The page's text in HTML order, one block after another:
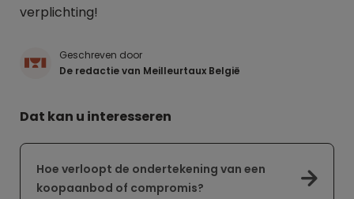
verplichting!
Geschreven door
De redactie van Meilleurtaux België
Dat kan u interesseren
Hoe verloopt de ondertekening van een
koopaanbod of compromis?